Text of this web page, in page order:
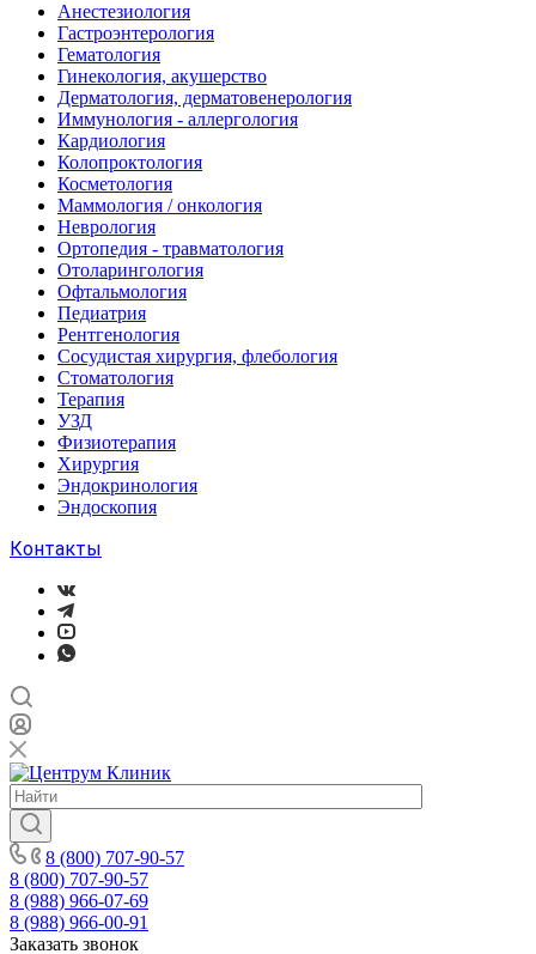
Анестезиология
Гастроэнтерология
Гематология
Гинекология, акушерство
Дерматология, дерматовенерология
Иммунология - аллергология
Кардиология
Колопроктология
Косметология
Маммология / онкология
Неврология
Ортопедия - травматология
Отоларингология
Офтальмология
Педиатрия
Рентгенология
Сосудистая хирургия, флебология
Стоматология
Терапия
УЗД
Физиотерапия
Хирургия
Эндокринология
Эндоскопия
Контакты
8 (800) 707-90-57
8 (800) 707-90-57
8 (988) 966-07-69
8 (988) 966-00-91
Заказать звонок